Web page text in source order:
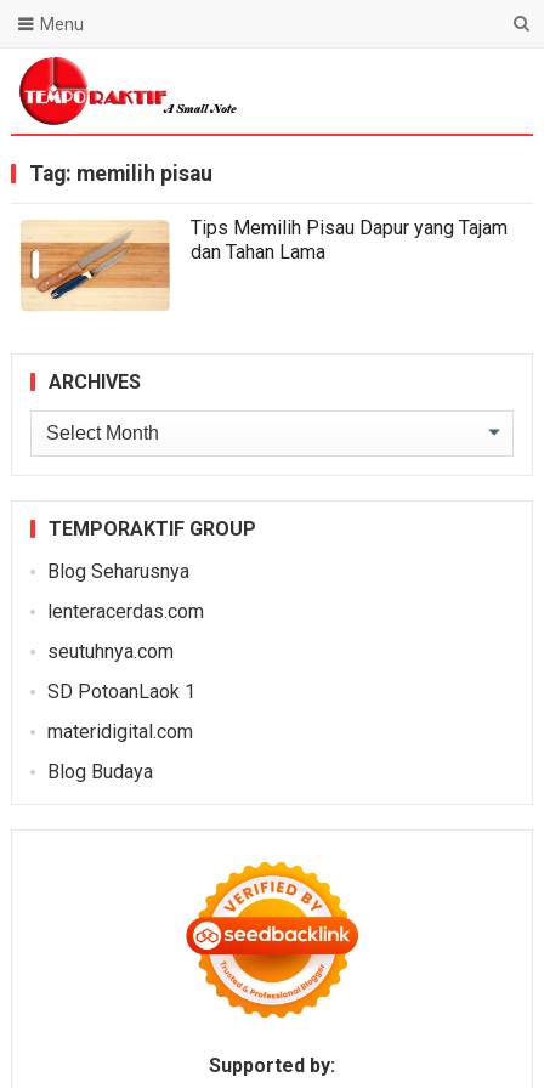
Blog Temporaktif
Menu
Tag: memilih pisau
Tips Memilih Pisau Dapur yang Tajam
dan Tahan Lama
ARCHIVES
Archives
TEMPORAKTIF GROUP
Blog Seharusnya
lenteracerdas.com
seutuhnya.com
SD PotoanLaok 1
materidigital.com
Blog Budaya
Supported by: